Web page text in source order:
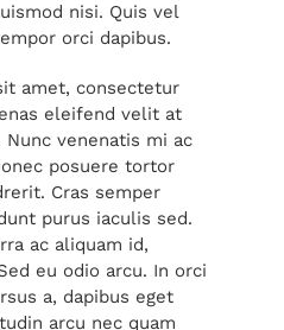
nisi. Quis vel
orci dapibus.
amet, consectetur
eleifend velit at
venenatis mi ac
posuere tortor
Cras semper
purus iaculis sed.
ac aliquam id,
eu odio arcu. In orci
a, dapibus eget
arcu nec quam